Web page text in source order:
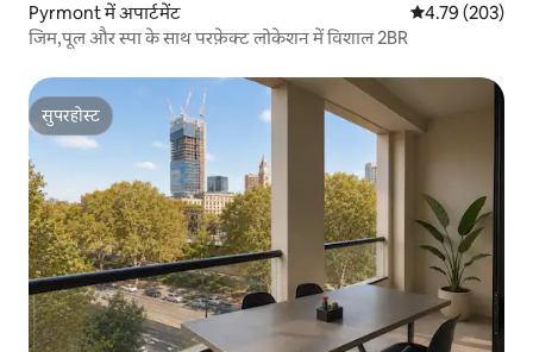
Pyrmont में अपार्टमेंट औसत रेटिंग 5 में से
4.79 (203)
जिम,पूल और स्पा के साथ परफ़ेक्ट लोकेशन में विशाल 2BR
सुपरहोस्ट
सुपरहोस्ट